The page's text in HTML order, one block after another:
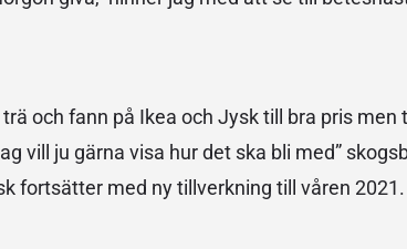
och fann på Ikea och Jysk till bra pris men
vill ju gärna visa hur det ska bli med”
fortsätter med ny tillverkning till våren 2021.